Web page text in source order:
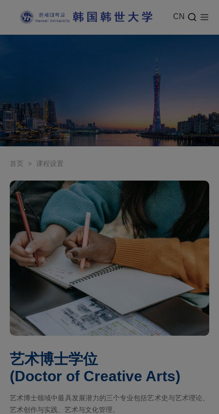
CN
首页 > 课程设置
艺术博士学位
(Doctor of Creative Arts)
艺术博士领域中最具发展潜力的三个专业包括艺术史与艺术理论、
艺术创作与实践、艺术与文化管理。